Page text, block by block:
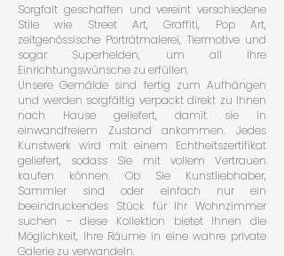
Sorgfalt geschaffen und vereint verschiedene
Stile wie Street Art, Graffiti, Pop Art,
zeitgenössische Porträtmalerei, Tiermotive und
sogar Superhelden, um all Ihre
Einrichtungswünsche zu erfüllen.
Unsere Gemälde sind fertig zum Aufhängen
und werden sorgfältig verpackt direkt zu Ihnen
nach Hause geliefert, damit sie in
einwandfreiem Zustand ankommen. Jedes
Kunstwerk wird mit einem Echtheitszertifikat
geliefert, sodass Sie mit vollem Vertrauen
kaufen können. Ob Sie Kunstliebhaber,
Sammler sind oder einfach nur ein
beeindruckendes Stück für Ihr Wohnzimmer
suchen – diese Kollektion bietet Ihnen die
Möglichkeit, Ihre Räume in eine wahre private
Galerie zu verwandeln.